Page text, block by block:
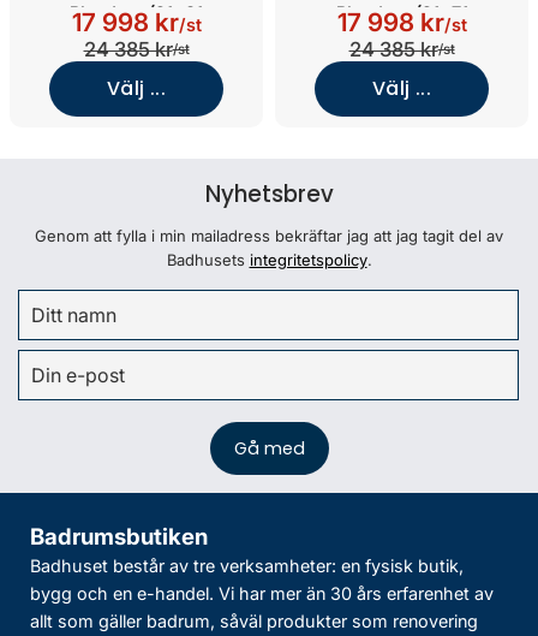
Blandare (91x81
Vänster/Klarglas/Matt)
17 998 kr/st
24 385 kr/st
Välj ...
Blandare (91x71
Vänster/Klarglas/Vit)
17 998 kr/st
24 385 kr/st
Välj ...
Nyhetsbrev
Genom att fylla i min mailadress bekräftar jag att jag tagit del av
Badhusets integritetspolicy.
Badrumsbutiken
Badhuset består av tre verksamheter: en fysisk butik,
bygg och en e-handel. Vi har mer än 30 års erfarenhet av
allt som gäller badrum, såväl produkter som renovering